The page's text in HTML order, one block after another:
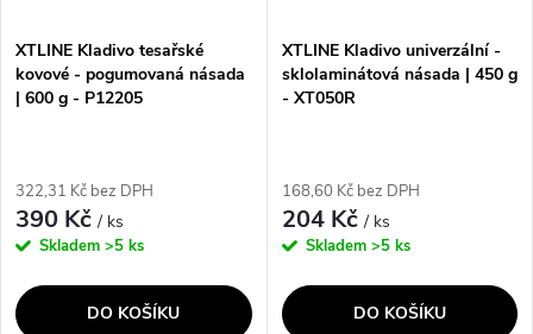
XTLINE Kladivo tesařské
kovové - pogumovaná násada
| 600 g - P12205
322,31 Kč bez DPH
390 Kč/ ks
Skladem >5 ks
DO KOŠÍKU
XTLINE Kladivo univerzální -
sklolaminátová násada | 450 g
- XT050R
168,60 Kč bez DPH
204 Kč/ ks
Skladem >5 ks
DO KOŠÍKU